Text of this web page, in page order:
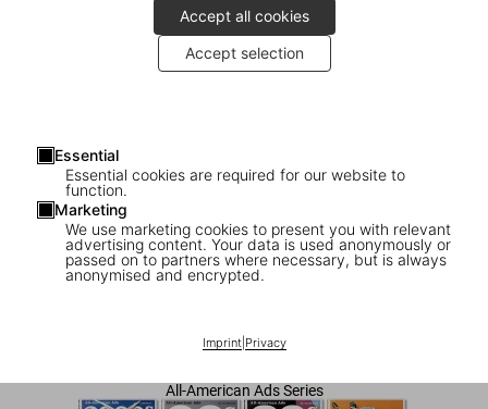
Accept all cookies
Accept selection
Essential
Essential cookies are required for our website to
function.
Marketing
We use marketing cookies to present you with relevant
advertising content. Your data is used anonymously or
passed on to partners where necessary, but is always
anonymised and encrypted.
Imprint| Privacy
1/9
US$ 40
All-American Ads Series